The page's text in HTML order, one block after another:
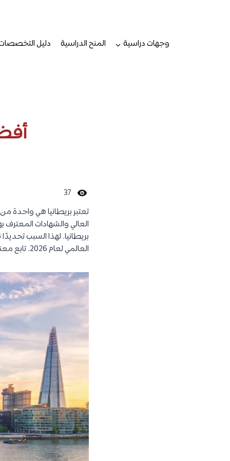
وجهات دراسية
المنح الدراسية دليل
37
تعتبر بريطانيا هي واحدة
العالي والشهادات
العالمي لعام 2026. تابع معنا….